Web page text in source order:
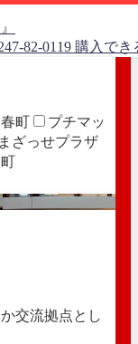
82-0119 購入で
町
プチマッ
まざっせプラザ
交流拠点とし